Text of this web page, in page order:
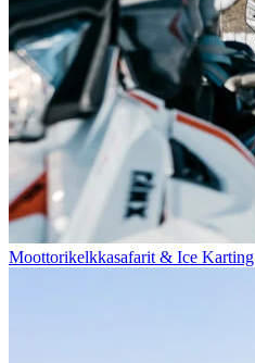
Moottorikelkkasafarit & Ice Karting